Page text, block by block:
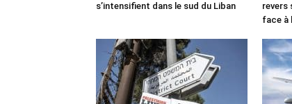
s’intensifient dans le sud du Liban
revers
face à